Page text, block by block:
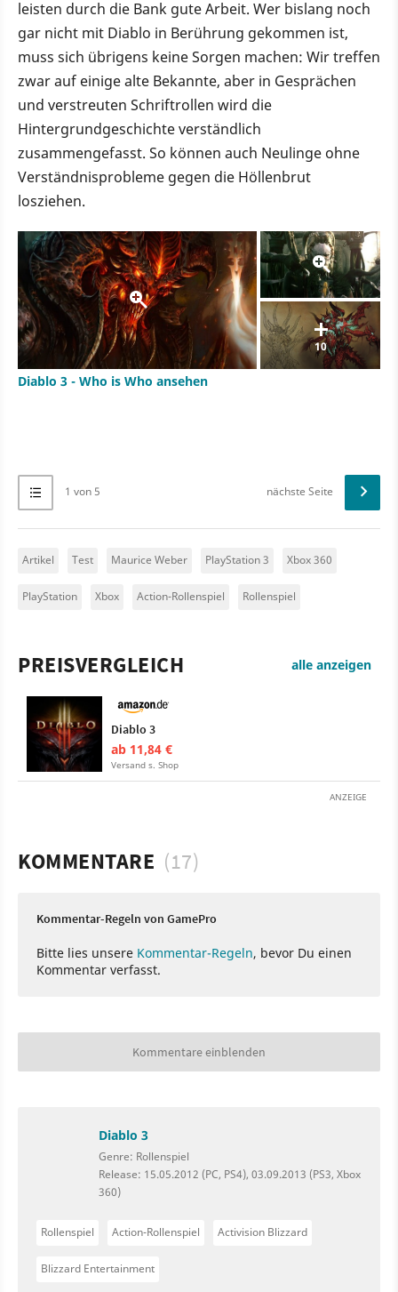
leisten durch die Bank gute Arbeit. Wer bislang noch
gar nicht mit Diablo in Berührung gekommen ist,
muss sich übrigens keine Sorgen machen: Wir treffen
zwar auf einige alte Bekannte, aber in Gesprächen
und verstreuten Schriftrollen wird die
Hintergrundgeschichte verständlich
zusammengefasst. So können auch Neulinge ohne
Verständnisprobleme gegen die Höllenbrut
losziehen.
10
Diablo 3 - Who is Who ansehen
1 von 5 nächste Seite
Artikel Test Maurice Weber PlayStation 3 Xbox 360
PlayStation Xbox Action-Rollenspiel Rollenspiel
PREISVERGLEICH alle anzeigen
Diablo 3
ab 11,84 €
Versand s. Shop
ANZEIGE
KOMMENTARE (17)
Kommentar-Regeln von GamePro
Bitte lies unsere Kommentar-Regeln, bevor Du einen
Kommentar verfasst.
Kommentare einblenden
Diablo 3
Genre: Rollenspiel
Release: 15.05.2012 (PC, PS4), 03.09.2013 (PS3, Xbox
360)
Rollenspiel Action-Rollenspiel Activision Blizzard
Blizzard Entertainment